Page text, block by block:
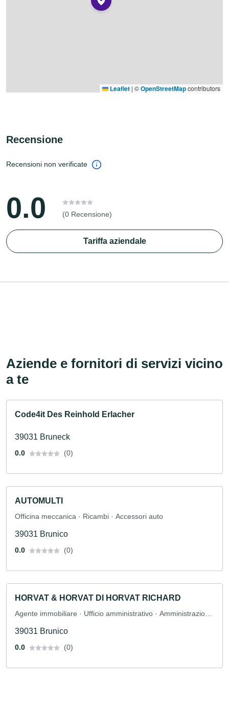
Leaflet | ©OpenStreetMapcontributors
Recensione
Recensioni non verificate
0.0 (0 Recensione)
Tariffa aziendale
Aziende e fornitori di servizi vicino
a te
Code4it Des Reinhold Erlacher
39031 Bruneck
0.0 (0)
AUTOMULTI
Officina meccanica · Ricambi · Accessori auto
39031 Brunico
0.0 (0)
HORVAT & HORVAT DI HORVAT RICHARD
Agente immobiliare · Ufficio amministrativo · Amministrazione
39031 Brunico
0.0 (0)